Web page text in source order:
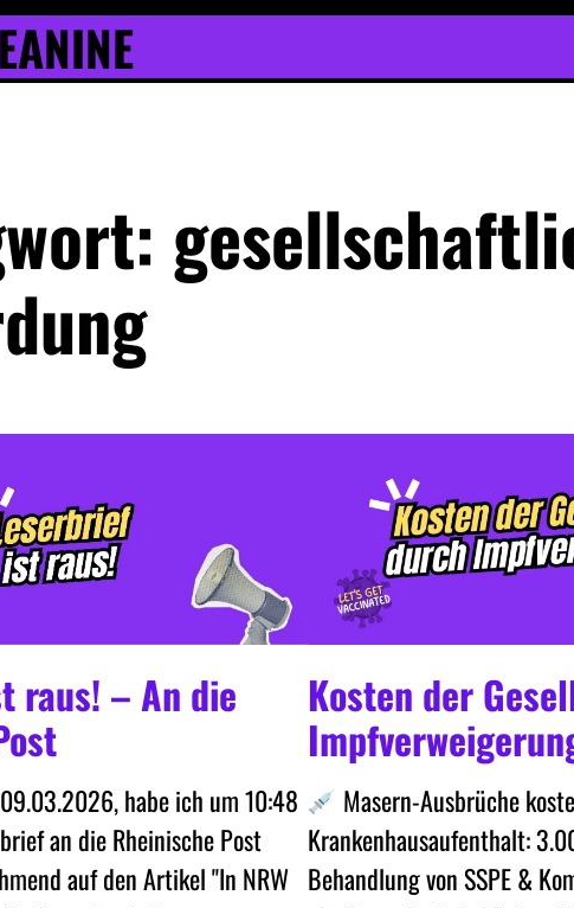
raus! – An die
habe ich um 10:48
an die Rheinische Post
auf den Artikel "In NRW
Kosten der
Masern-Ausbrüche
Krankenhausaufenthalt:
Behandlung von SSPE &